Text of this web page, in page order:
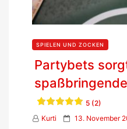
SPIELEN UND ZOCKEN
Partybets
5 (2)
Kurti
P 13. November